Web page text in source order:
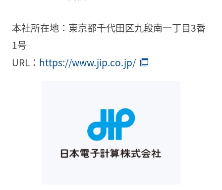
本社所在地：東京都千代田区九段南一丁目3番
1号
URL： https://www.jip.co.jp/